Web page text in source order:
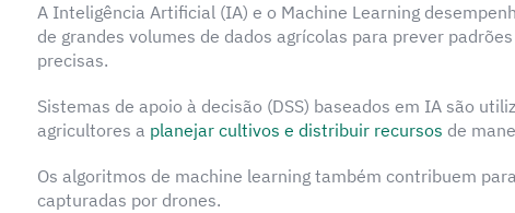
A Inteligência Artificial (IA) e o Machine Learning
de grandes volumes de dados agrícolas para prever
precisas.
Sistemas de apoio à decisão (DSS) baseados em IA são
agricultores a planejar cultivos e distribuir recursos de
Os algoritmos de machine learning também contribuem
capturadas por drones.